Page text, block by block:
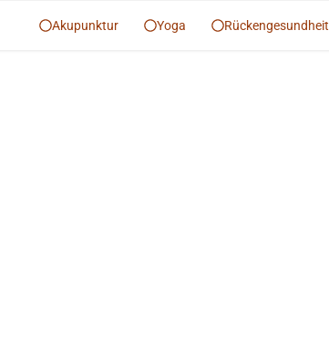
Akupunktur Yoga Rückengesundheit